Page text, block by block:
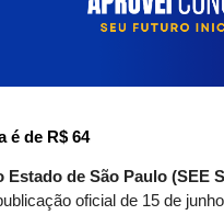
é de R$ 64
de São Paulo (SEE
oficial de 15 de